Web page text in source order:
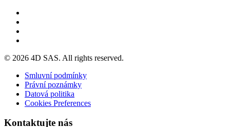
© 2026 4D SAS. All rights reserved.
Smluvní podmínky
Právní poznámky
Datová politika
Cookies Preferences
Kontaktujte nás